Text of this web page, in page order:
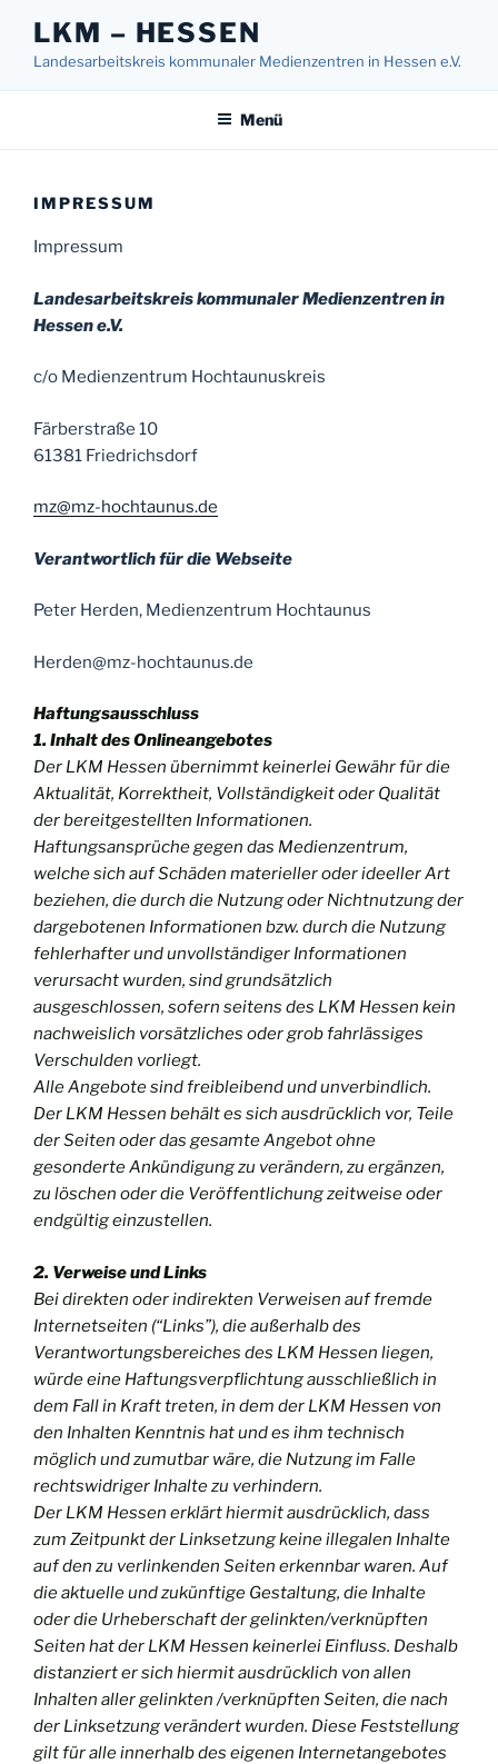
Inhalt
springen
LKM – HESSEN
Landesarbeitskreis kommunaler Medienzentren in Hessen e.V.
Menü
IMPRESSUM
Impressum
Landesarbeitskreis kommunaler Medienzentren in
Hessen e.V.
c/o Medienzentrum Hochtaunuskreis
Färberstraße 10
61381 Friedrichsdorf
mz@mz-hochtaunus.de
Verantwortlich für die Webseite
Peter Herden, Medienzentrum Hochtaunus
Herden@mz-hochtaunus.de
Haftungsausschluss
1. Inhalt des Onlineangebotes
Der LKM Hessen übernimmt keinerlei Gewähr für die
Aktualität, Korrektheit, Vollständigkeit oder Qualität
der bereitgestellten Informationen.
Haftungsansprüche gegen das Medienzentrum,
welche sich auf Schäden materieller oder ideeller Art
beziehen, die durch die Nutzung oder Nichtnutzung der
dargebotenen Informationen bzw. durch die Nutzung
fehlerhafter und unvollständiger Informationen
verursacht wurden, sind grundsätzlich
ausgeschlossen, sofern seitens des LKM Hessen kein
nachweislich vorsätzliches oder grob fahrlässiges
Verschulden vorliegt.
Alle Angebote sind freibleibend und unverbindlich.
Der LKM Hessen behält es sich ausdrücklich vor, Teile
der Seiten oder das gesamte Angebot ohne
gesonderte Ankündigung zu verändern, zu ergänzen,
zu löschen oder die Veröffentlichung zeitweise oder
endgültig einzustellen.
2. Verweise und Links
Bei direkten oder indirekten Verweisen auf fremde
Internetseiten (“Links”), die außerhalb des
Verantwortungsbereiches des LKM Hessen liegen,
würde eine Haftungsverpflichtung ausschließlich in
dem Fall in Kraft treten, in dem der LKM Hessen von
den Inhalten Kenntnis hat und es ihm technisch
möglich und zumutbar wäre, die Nutzung im Falle
rechtswidriger Inhalte zu verhindern.
Der LKM Hessen erklärt hiermit ausdrücklich, dass
zum Zeitpunkt der Linksetzung keine illegalen Inhalte
auf den zu verlinkenden Seiten erkennbar waren. Auf
die aktuelle und zukünftige Gestaltung, die Inhalte
oder die Urheberschaft der gelinkten/verknüpften
Seiten hat der LKM Hessen keinerlei Einfluss. Deshalb
distanziert er sich hiermit ausdrücklich von allen
Inhalten aller gelinkten /verknüpften Seiten, die nach
der Linksetzung verändert wurden. Diese Feststellung
gilt für alle innerhalb des eigenen Internetangebotes